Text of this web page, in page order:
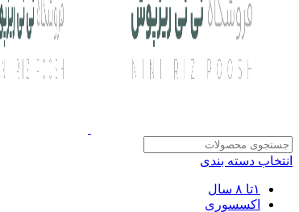
انتخاب دسته بندی
۱تا ۸ سال
اکسسوری